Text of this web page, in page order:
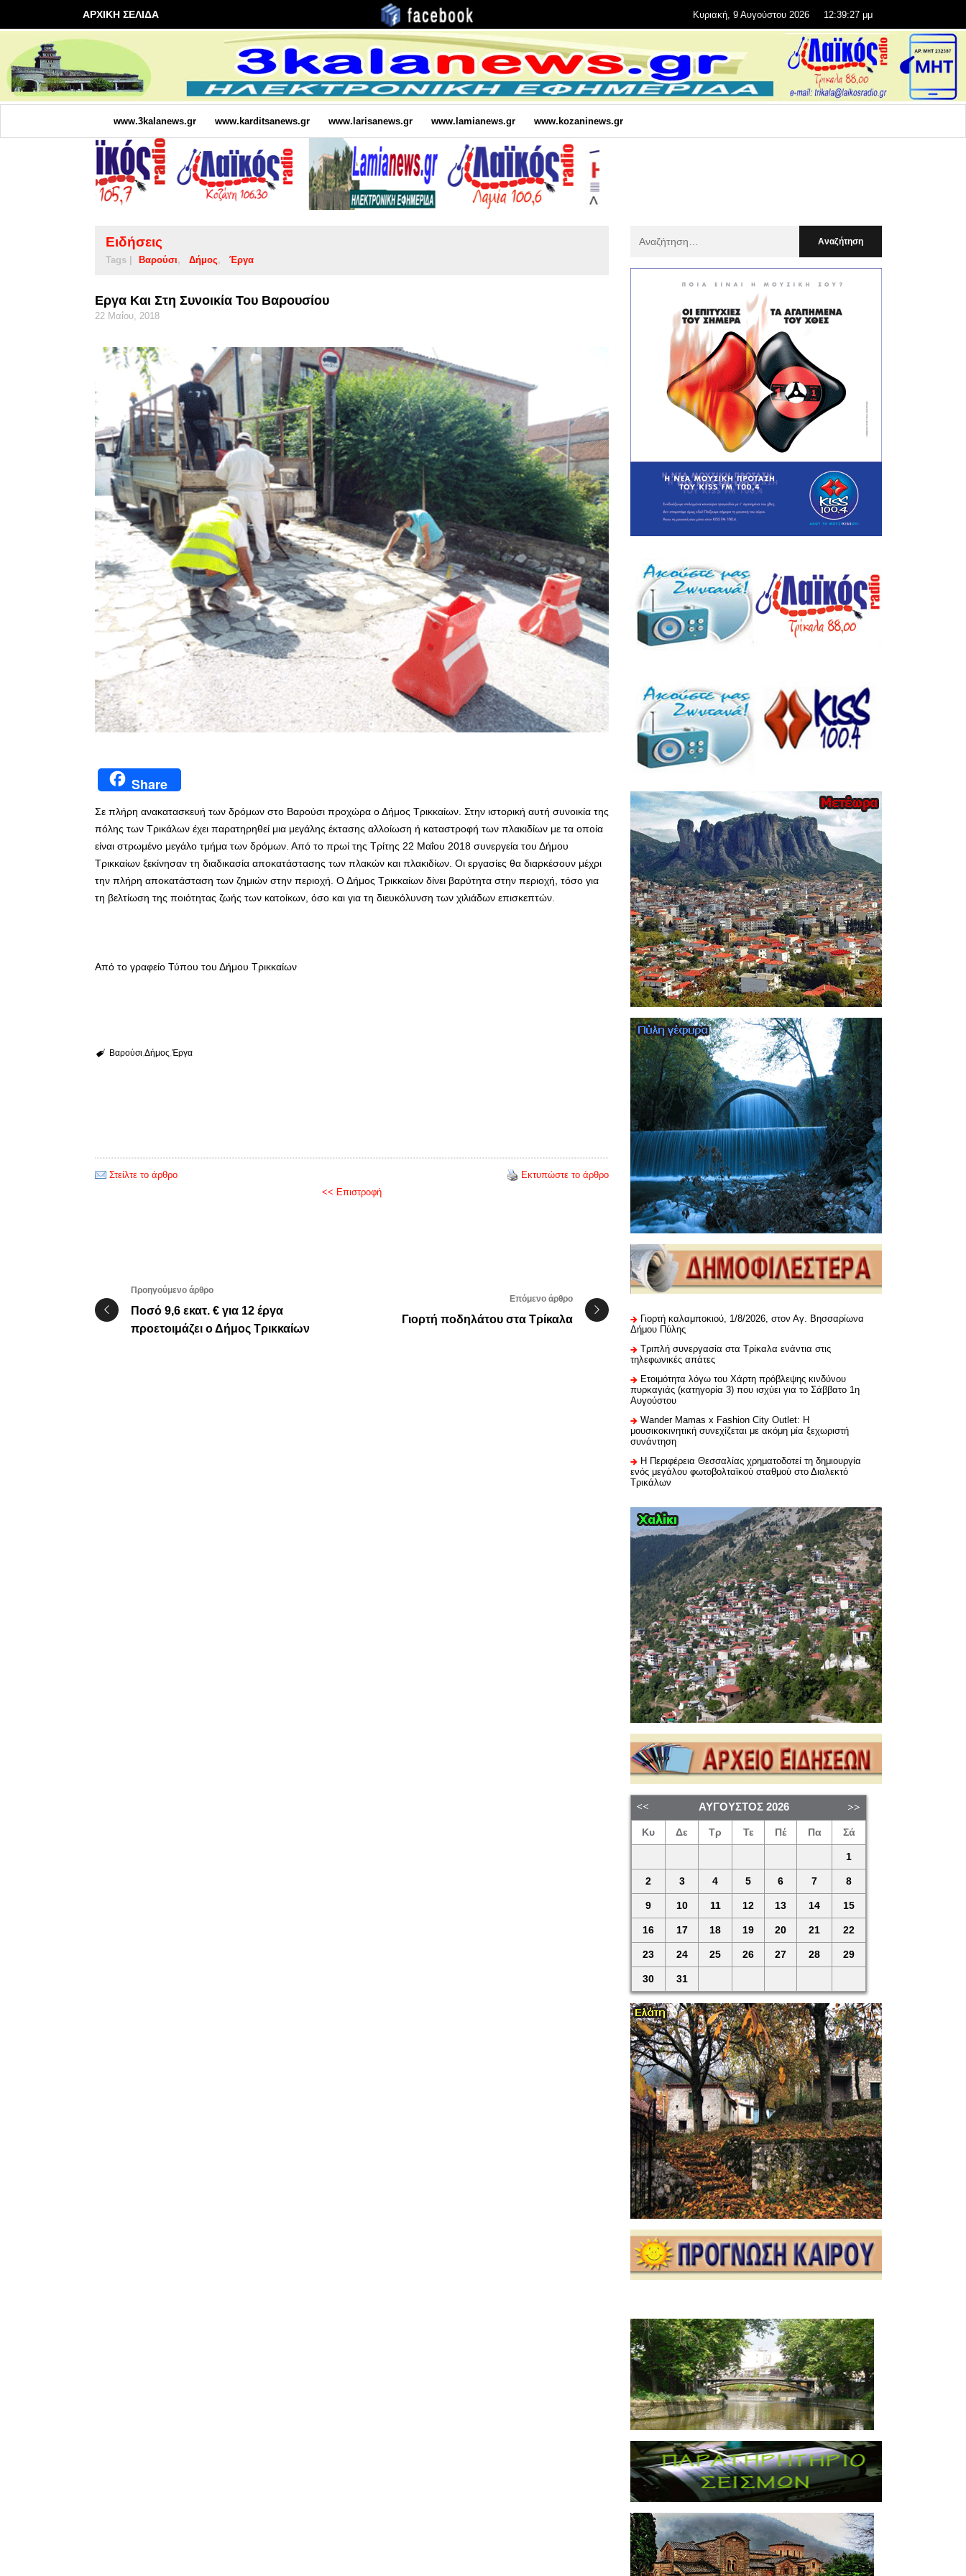
ΑΡΧΙΚΗ ΣΕΛΙΔΑ Κυριακή, 9 Αυγούστου 2026 12:39:28 μμ
www.3kalanews.gr www.karditsanews.gr www.larisanews.gr www.lamianews.gr www.kozaninews.gr
Ειδήσεις
Tags | Βαρούσι Δήμος Έργα
Εργα Και Στη Συνοικία Του Βαρουσίου
22 Μαΐου, 2018
Share
Σε πλήρη ανακατασκευή των δρόμων στο Βαρούσι προχώρα ο Δήμος Τρικκαίων. Στην ιστορική αυτή συνοικία της
πόλης των Τρικάλων έχει παρατηρηθεί μια μεγάλης έκτασης αλλοίωση ή καταστροφή των πλακιδίων με τα οποία
είναι στρωμένο μεγάλο τμήμα των δρόμων. Από το πρωί της Τρίτης 22 Μαΐου 2018 συνεργεία του Δήμου
Τρικκαίων ξεκίνησαν τη διαδικασία αποκατάστασης των πλακών και πλακιδίων. Οι εργασίες θα διαρκέσουν μέχρι
την πλήρη αποκατάσταση των ζημιών στην περιοχή. Ο Δήμος Τρικκαίων δίνει βαρύτητα στην περιοχή, τόσο για
τη βελτίωση της ποιότητας ζωής των κατοίκων, όσο και για τη διευκόλυνση των χιλιάδων επισκεπτών.
Από το γραφείο Τύπου του Δήμου Τρικκαίων
Βαρούσι Δήμος Έργα
Στείλτε το άρθρο
Εκτυπώστε το άρθρο
<< Επιστροφή
Προηγούμενο άρθρο
Ποσό 9,6 εκατ. € για 12 έργα
προετοιμάζει ο Δήμος Τρικκαίων
Επόμενο άρθρο
Γιορτή ποδηλάτου στα Τρίκαλα
:
Γιορτή καλαμποκιού, 1/8/2026, στον Αγ. Βησσαρίωνα
Δήμου Πύλης
Τριπλή συνεργασία στα Τρίκαλα ενάντια στις
τηλεφωνικές απάτες
Ετοιμότητα λόγω του Χάρτη πρόβλεψης κινδύνου
πυρκαγιάς (κατηγορία 3) που ισχύει για το Σάββατο 1η
Αυγούστου
Wander Mamas x Fashion City Outlet: Η
μουσικοκινητική συνεχίζεται με ακόμη μία ξεχωριστή
συνάντηση
H Περιφέρεια Θεσσαλίας χρηματοδοτεί τη δημιουργία
ενός μεγάλου φωτοβολταϊκού σταθμού στο Διαλεκτό
Τρικάλων
ΑΎΓΟΥΣΤΟΣ 2026
Κυ Δε Τρ Τε Πέ Πα Σά
1
2 3 4 5 6 7 8
9 10 11 12 13 14 15
16 17 18 19 20 21 22
23 24 25 26 27 28 29
30 31